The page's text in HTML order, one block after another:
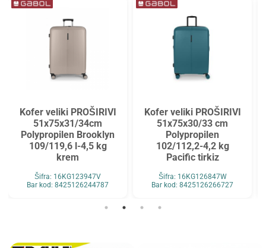
Kofer veliki PROŠIRIVI
51x75x31/34cm
Polypropilen Brooklyn
109/119,6 l-4,5 kg
krem
Šifra: 16KG123947V
Bar kod: 8425126244787
Kofer veliki PROŠIRIVI
51x75x30/33 cm
Polypropilen
102/112,2-4,2 kg
Pacific tirkiz
Šifra: 16KG126847W
Bar kod: 8425126266727